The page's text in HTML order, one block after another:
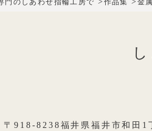
〒918-8238福井県福井市和田1